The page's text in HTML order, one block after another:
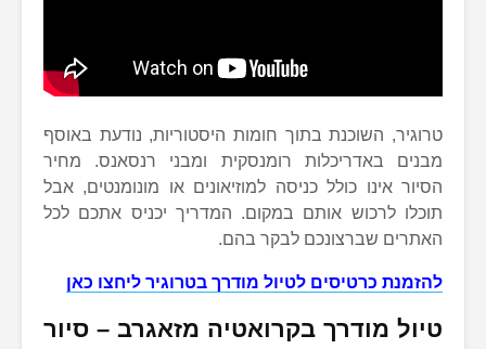
טרוגיר, השוכנת בתוך חומות היסטוריות, נודעת באוסף
מבנים באדריכלות רומנסקית ומבני רנסאנס. מחיר
הסיור אינו כולל כניסה למוזיאונים או מונומנטים, אבל
תוכלו לרכוש אותם במקום. המדריך יכניס אתכם לכל
האתרים שברצונכם לבקר בהם.
להזמנת כרטיסים לטיול מודרך בטרוגיר ליחצו כאן
טיול מודרך בקרואטיה מזאגרב – סיור